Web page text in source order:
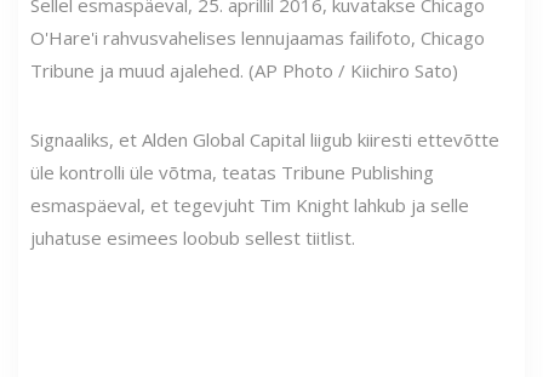
Sellel esmaspäeval, 25. aprillil 2016, kuvatakse Chicago
O'Hare'i rahvusvahelises lennujaamas failifoto, Chicago
Tribune ja muud ajalehed. (AP Photo / Kiichiro Sato)
Signaaliks, et Alden Global Capital liigub kiiresti ettevõtte
üle kontrolli üle võtma, teatas Tribune Publishing
esmaspäeval, et tegevjuht Tim Knight lahkub ja selle
juhatuse esimees loobub sellest tiitlist.